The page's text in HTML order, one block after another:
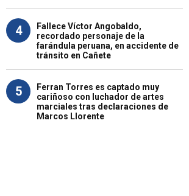
4
Fallece Víctor Angobaldo,
recordado personaje de la
farándula peruana, en accidente de
tránsito en Cañete
5
Ferran Torres es captado muy
cariñoso con luchador de artes
marciales tras declaraciones de
Marcos Llorente